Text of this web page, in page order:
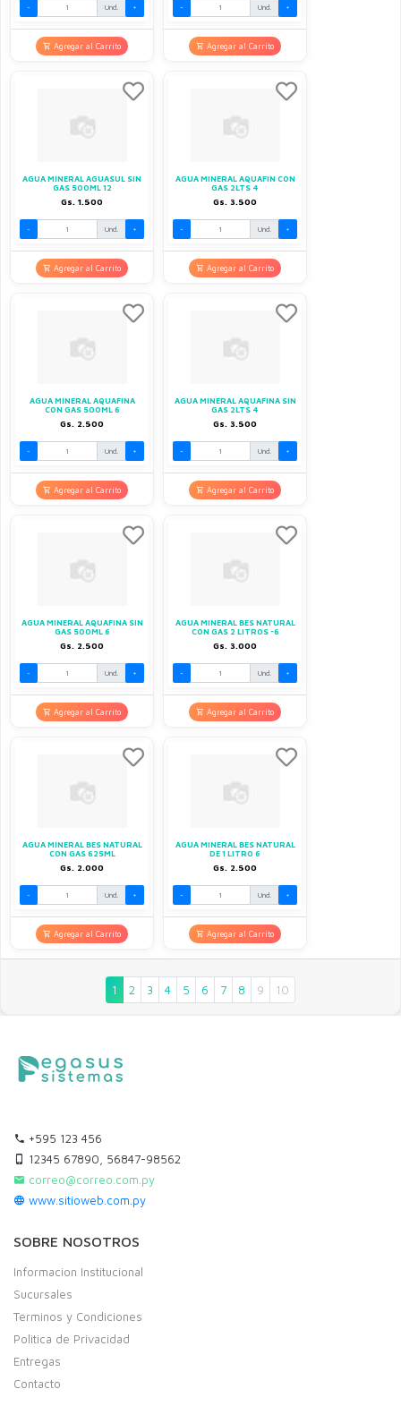
- Und. +
Agregar al Carrito
- Und. +
Agregar al Carrito
AGUA MINERAL AGUASUL SIN
GAS 500ML 12
Gs. 1.500
- Und. +
Agregar al Carrito
AGUA MINERAL AQUAFIN CON
GAS 2LTS 4
Gs. 3.500
- Und. +
Agregar al Carrito
AGUA MINERAL AQUAFINA
CON GAS 500ML 6
Gs. 2.500
- Und. +
Agregar al Carrito
AGUA MINERAL AQUAFINA SIN
GAS 2LTS 4
Gs. 3.500
- Und. +
Agregar al Carrito
AGUA MINERAL AQUAFINA SIN
GAS 500ML 6
Gs. 2.500
- Und. +
Agregar al Carrito
AGUA MINERAL BES NATURAL
CON GAS 2 LITROS -6
Gs. 3.000
- Und. +
Agregar al Carrito
AGUA MINERAL BES NATURAL
CON GAS 625ML
Gs. 2.000
- Und. +
Agregar al Carrito
AGUA MINERAL BES NATURAL
DE 1 LITRO 6
Gs. 2.500
- Und. +
Agregar al Carrito
1 2 3 4 5 6 7 8 9 10
+595 123 456
12345 67890, 56847-98562
correo@correo.com.py
www.sitioweb.com.py
SOBRE NOSOTROS
Informacion Institucional
Sucursales
Terminos y Condiciones
Politica de Privacidad
Entregas
Contacto